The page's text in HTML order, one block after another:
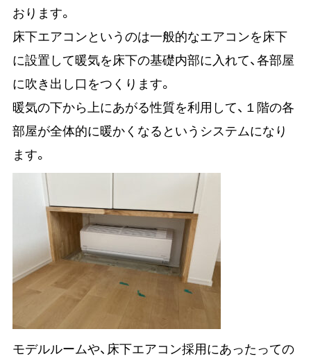
おります。
床下エアコンというのは一般的なエアコンを床下
に設置して暖気を床下の基礎内部に入れて、各部屋
に吹き出し口をつくります。
暖気の下から上にあがる性質を利用して、１階の各
部屋が全体的に暖かくなるというシステムになり
ます。
モデルルームや、床下エアコン採用にあったっての